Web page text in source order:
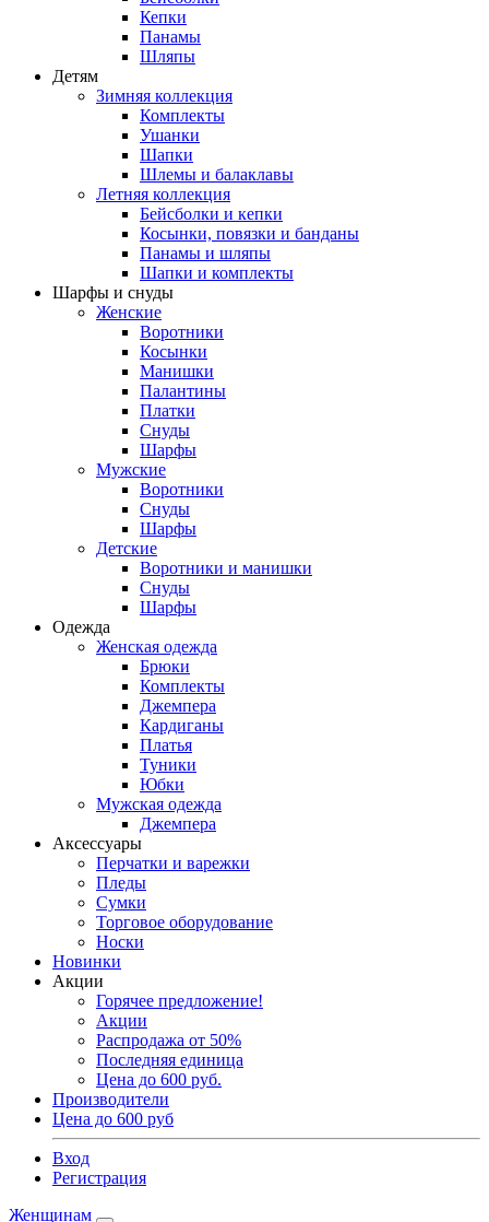
Кепки
Панамы
Шляпы
Детям
Зимняя коллекция
Комплекты
Ушанки
Шапки
Шлемы и балаклавы
Летняя коллекция
Бейсболки и кепки
Косынки, повязки и банданы
Панамы и шляпы
Шапки и комплекты
Шарфы и снуды
Женские
Воротники
Косынки
Манишки
Палантины
Платки
Снуды
Шарфы
Мужские
Воротники
Снуды
Шарфы
Детские
Воротники и манишки
Снуды
Шарфы
Одежда
Женская одежда
Брюки
Комплекты
Джемпера
Кардиганы
Платья
Туники
Юбки
Мужская одежда
Джемпера
Аксессуары
Перчатки и варежки
Пледы
Сумки
Торговое оборудование
Носки
Новинки
Акции
Горячее предложение!
Акции
Распродажа от 50%
Последняя единица
Цена до 600 руб.
Производители
Цена до 600 руб
Вход
Регистрация
Женщинам